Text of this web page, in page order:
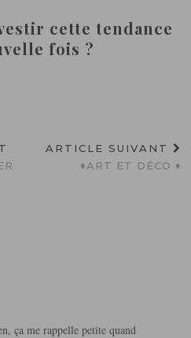
cette tendance
fois ?
ARTICLE SUIVANT
♦ART ET DÉCO ♦
ça me rappelle petite quand